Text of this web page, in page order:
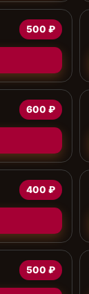
500 ₽
600 ₽
400 ₽
500 ₽